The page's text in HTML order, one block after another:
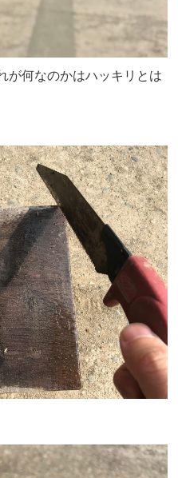
が何なのかはハッキリとは